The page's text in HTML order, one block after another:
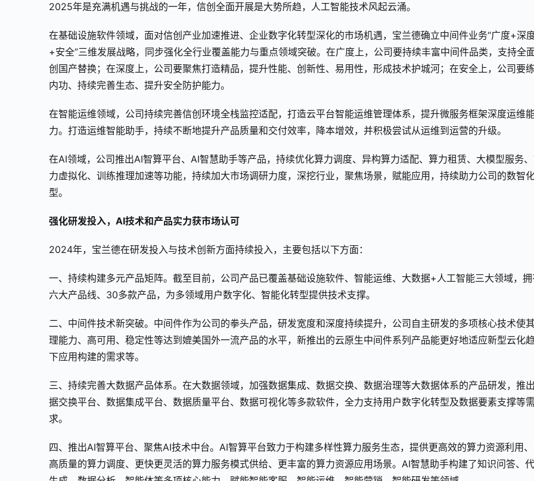
2025年是充满机遇与挑战的一年，信创全面开展是大势所趋，人工智能技术风起云涌。
在基础设施软件领域，面对信创产业加速推进、企业数字化转型深化的市场机遇，宝兰德确立中间件业务“广度+深
+安全”三维发展战略，同步强化全行业覆盖能力与重点领域突破。在广度上，公司要持续丰富中间件品类，支持全
创国产替换；在深度上，公司要聚焦打造精品，提升性能、创新性、易用性，形成技术护城河；在安全上，公司要
内功、持续完善生态、提升安全防护能力。
在智能运维领域，公司持续完善信创环境全栈监控适配，打造云平台智能运维管理体系，提升微服务框架深度运维
力。打造运维智能助手，持续不断地提升产品质量和交付效率，降本增效，并积极尝试从运维到运营的升级。
在AI领域，公司推出AI智算平台、AI智慧助手等产品，持续优化算力调度、异构算力适配、算力租赁、大模型服务
力虚拟化、训练推理加速等功能，持续加大市场调研力度，深挖行业，聚焦场景，赋能应用，持续助力公司的数智
型。
强化研发投入，AI技术和产品实力获市场认可
2024年，宝兰德在研发投入与技术创新方面持续投入，主要包括以下方面：
一、持续构建多元产品矩阵。截至目前，公司产品已覆盖基础设施软件、智能运维、大数据+人工智能三大领域，拥
六大产品线、30多款产品，为多领域用户数字化、智能化转型提供技术支撑。
二、中间件技术新突破。中间件作为公司的拳头产品，研发宽度和深度持续提升，公司自主研发的多项核心技术使
理能力、高可用、稳定性等达到媲美国外一流产品的水平，新推出的云原生中间件系列产品能更好地适应新型云化
下应用构建的需求等。
三、持续完善大数据产品体系。在大数据领域，加强数据集成、数据交换、数据治理等大数据体系的产品研发，推
据交换平台、数据集成平台、数据质量平台、数据可视化等多款软件，全力支持用户数字化转型及数据要素支撑等需
求。
四、推出AI智算平台、聚焦AI技术中台。AI智算平台致力于构建多样性算力服务生态，提供更高效的算力资源利用
高质量的算力调度、更快更灵活的算力服务模式供给、更丰富的算力资源应用场景。AI智慧助手构建了知识问答、